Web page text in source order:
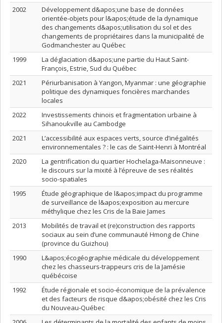
2002
Développement d&apos;une base de données
orientée-objets pour l&apos;étude de la dynamique
des changements d&apos;utilisation du sol et des
changements de propriétaires dans la municipalité de
Godmanchester au Québec
1999
La déglaciation d&apos;une partie du Haut Saint-
François, Estrie, Sud du Québec
2021
Périurbanisation à Yangon, Myanmar : une géographie
politique des dynamiques foncières marchandes
locales
2022
Investissements chinois et fragmentation urbaine à
Sihanoukville au Cambodge
2021
L’accessibilité aux espaces verts, source d’inégalités
environnementales ? : le cas de Saint-Henri à Montréal
2020
La gentrification du quartier Hochelaga-Maisonneuve :
le discours sur la mixité à l’épreuve de ses réalités
socio-spatiales
1995
Étude géographique de l&apos;impact du programme
de surveillance de l&apos;exposition au mercure
méthylique chez les Cris de la Baie James
2013
Mobilités de travail et (re)construction des rapports
sociaux au sein d’une communauté Hmong de Chine
(province du Guizhou)
1990
L&apos;écogéographie médicale du développement
chez les chasseurs-trappeurs cris de la Jamésie
québécoise
1992
Étude régionale et socio-économique de la prévalence
et des facteurs de risque d&apos;obésité chez les Cris
du Nouveau-Québec